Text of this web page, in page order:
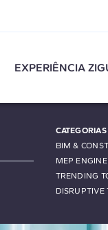
EXPERIÊNCIA
CATEGORIAS
BIM &
MEP
TRENDING
DISRUPTIVE